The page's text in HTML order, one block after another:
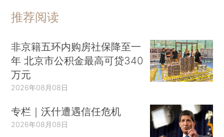
推荐阅读
非京籍五环内购房社保降至一
年 北京市公积金最高可贷340
万元
2026年08月08日
专栏｜沃什遭遇信任危机
2026年08月08日